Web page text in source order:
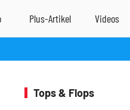
Tops & Flops